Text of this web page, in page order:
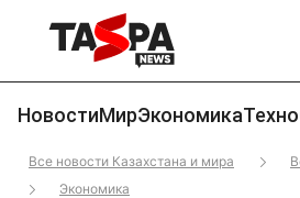
НовостиМирЭкономикаТехно
Все новости Казахстана и мира
Экономика